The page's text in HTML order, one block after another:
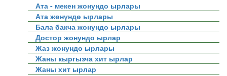
Ата - мекен жонундо ырлары
Ата жөнүндө ырлары
Бала бакча жонундо ырлары
Достор жонундо ырлар
Жаз жонундо ырлары
Жаны кыргызча хит ырлар
Жаны хит ырлар